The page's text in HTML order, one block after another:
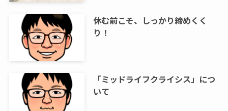
休む前こそ、しっかり締めくく
り！
「ミッドライフクライシス」につ
いて